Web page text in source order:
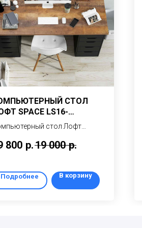
СТОЛ
SPACE LS16-
TRANSYLVANIA-BLACK
стол Лофт
стол с двумя
ЛОФТ
800 р.19 000 р.
Подробнее В корзину